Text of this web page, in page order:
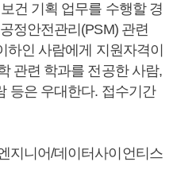
건 기획 업무를 수행할 경
정안전관리(PSM) 관련
하인 사람에게 지원자격이
관련 학과를 전공한 사람,
등은 우대한다. 접수기간
지니어/데이터사이언티스